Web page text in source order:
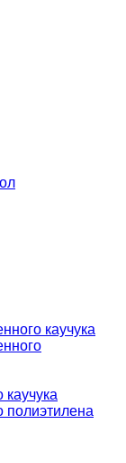
каучука
каучука
полиэтилена